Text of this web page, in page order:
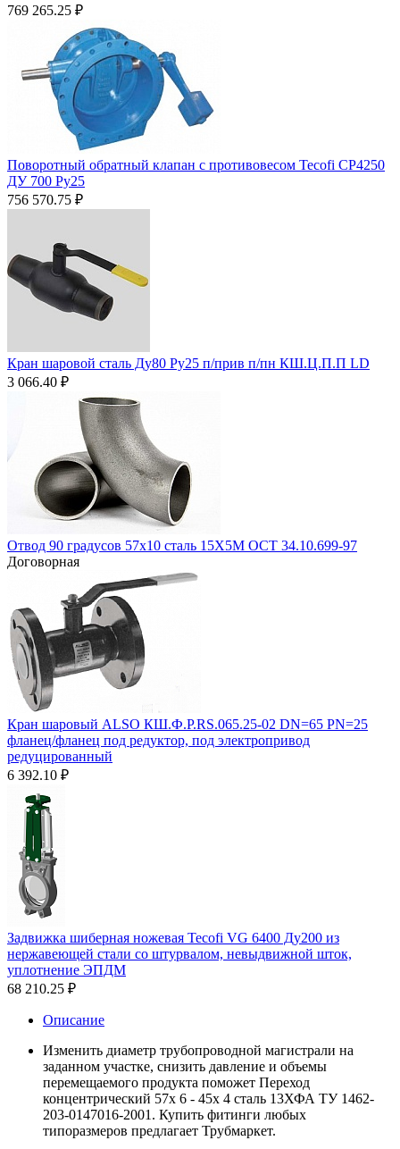
769 265.25 ₽
Поворотный обратный клапан с противовесом Tecofi CP4250
ДУ 700 Ру25
756 570.75 ₽
Кран шаровой сталь Ду80 Ру25 п/прив п/пн КШ.Ц.П.П LD
3 066.40 ₽
Отвод 90 градусов 57х10 сталь 15Х5М ОСТ 34.10.699-97
Договорная
Кран шаровый ALSO КШ.Ф.Р.RS.065.25-02 DN=65 PN=25
фланец/фланец под редуктор, под электропривод
редуцированный
6 392.10 ₽
Задвижка шиберная ножевая Tecofi VG 6400 Ду200 из
нержавеющей стали со штурвалом, невыдвижной шток,
уплотнение ЭПДМ
68 210.25 ₽
Описание
Изменить диаметр трубопроводной магистрали на
заданном участке, снизить давление и объемы
перемещаемого продукта поможет Переход
концентрический 57х 6 - 45х 4 сталь 13ХФА ТУ 1462-
203-0147016-2001. Купить фитинги любых
типоразмеров предлагает Трубмаркет.